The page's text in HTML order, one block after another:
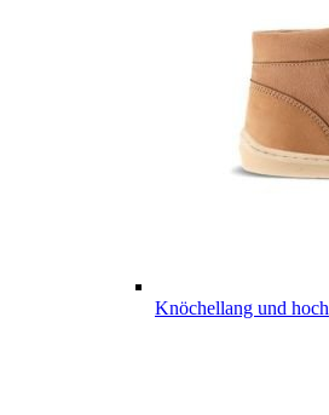
Knöchellang und hoch